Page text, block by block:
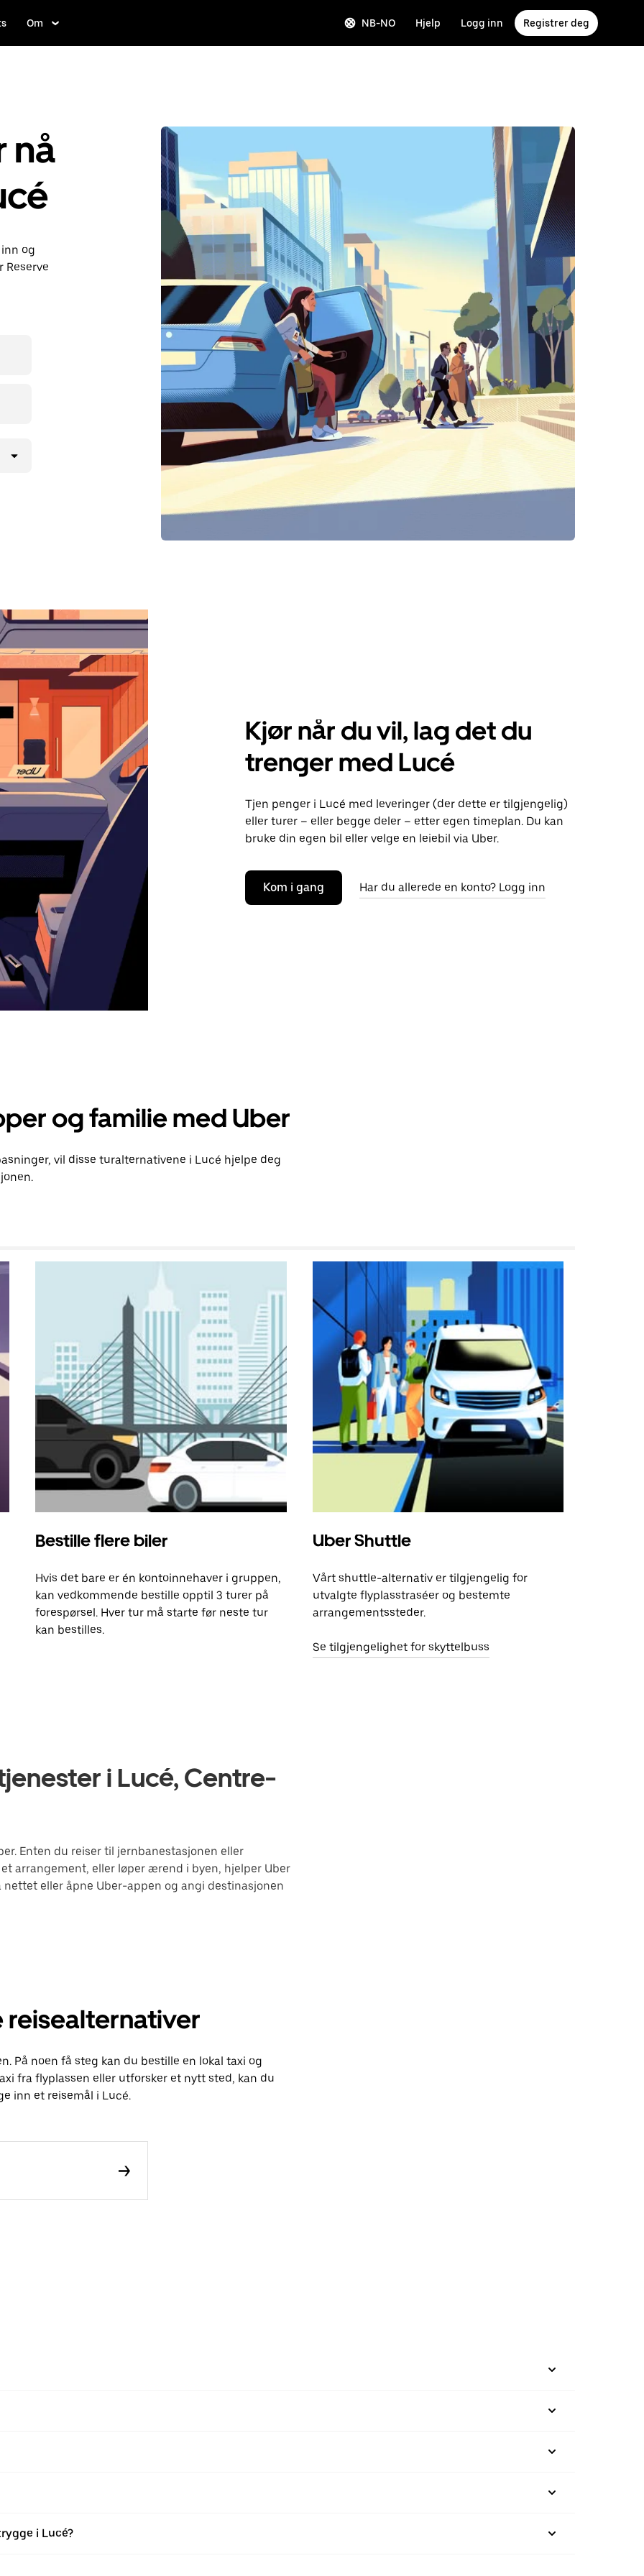
Om NB-NO Hjelp Logg inn Registrer deg
nå
og
Reserve
Kjør når du vil, lag det du
trenger med Lucé
Tjen penger i Lucé med leveringer (der dette er tilgjengelig)
eller turer – eller begge deler – etter egen timeplan. Du kan
bruke din egen bil eller velge en leiebil via Uber.
Kom i gang Har du allerede en konto? Logg inn
og familie med Uber
vil disse turalternativene i Lucé hjelpe deg
Bestille flere biler
Hvis det bare er én kontoinnehaver i gruppen,
kan vedkommende bestille opptil 3 turer på
forespørsel. Hver tur må starte før neste tur
kan bestilles.
Uber Shuttle
Vårt shuttle-alternativ er tilgjengelig for
utvalgte flyplasstraséer og bestemte
arrangementssteder.
Se tilgjengelighet for skyttelbuss
i Lucé, Centre-
Enten du reiser til jernbanestasjonen eller
arrangement, eller løper ærend i byen, hjelper Uber
eller åpne Uber-appen og angi destinasjonen
reisealternativer
På noen få steg kan du bestille en lokal taxi og
fra flyplassen eller utforsker et nytt sted, kan du
inn et reisemål i Lucé.
i Lucé?